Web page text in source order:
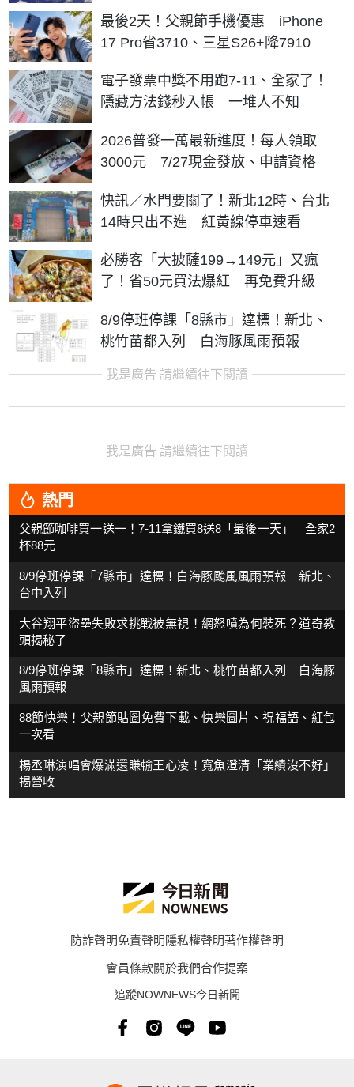
最後2天！父親節手機優惠 iPhone
17 Pro省3710、三星S26+降7910
電子發票中獎不用跑7-11、全家了！
隱藏方法錢秒入帳 一堆人不知
2026普發一萬最新進度！每人領取
3000元 7/27現金發放、申請資格
快訊／水門要關了！新北12時、台北
14時只出不進 紅黃線停車速看
必勝客「大披薩199→149元」又瘋
了！省50元買法爆紅 再免費升級
8/9停班停課「8縣市」達標！新北、
桃竹苗都入列 白海豚風雨預報
我是廣告 請繼續往下閱讀
我是廣告 請繼續往下閱讀
熱門
父親節咖啡買一送一！7-11拿鐵買8送8「最後一天」 全家2
杯88元
8/9停班停課「7縣市」達標！白海豚颱風風雨預報 新北、
台中入列
大谷翔平盜壘失敗求挑戰被無視！網怒噴為何裝死？道奇教
頭揭秘了
8/9停班停課「8縣市」達標！新北、桃竹苗都入列 白海豚
風雨預報
88節快樂！父親節貼圖免費下載、快樂圖片、祝福語、紅包
一次看
楊丞琳演唱會爆滿還賺輸王心凌！寬魚澄清「業績沒不好」
揭營收
防詐聲明免責聲明隱私權聲明著作權聲明
會員條款關於我們合作提案
追蹤NOWNEWS今日新聞